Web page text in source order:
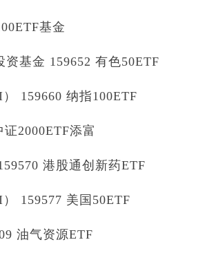
基金
基金 159652 有色50ETF
159660 纳指100ETF
2000ETF添富
港股通创新药ETF
159577 美国50ETF
油气资源ETF